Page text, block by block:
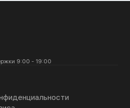
9:00 - 19:00